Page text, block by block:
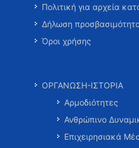
Πολιτική για αρχεία
Δήλωση
Όροι χρήσης
ΟΡΓΑΝΩΣΗ-ΙΣΤΟΡΙΑ
Αρμοδιότητες
Ανθρώπινο
Επιχειρησιακά